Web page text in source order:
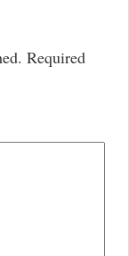
Required